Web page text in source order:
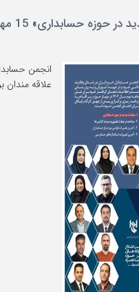
حسابداری» 15 مهر 1403
انجمن
علاقه مندان